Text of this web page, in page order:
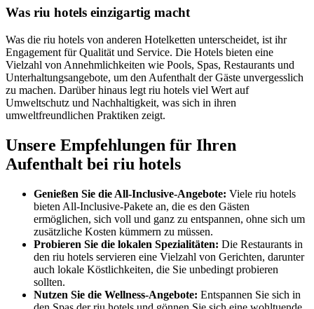
Was riu hotels einzigartig macht
Was die riu hotels von anderen Hotelketten unterscheidet, ist ihr
Engagement für Qualität und Service. Die Hotels bieten eine
Vielzahl von Annehmlichkeiten wie Pools, Spas, Restaurants und
Unterhaltungsangebote, um den Aufenthalt der Gäste unvergesslich
zu machen. Darüber hinaus legt riu hotels viel Wert auf
Umweltschutz und Nachhaltigkeit, was sich in ihren
umweltfreundlichen Praktiken zeigt.
Unsere Empfehlungen für Ihren
Aufenthalt bei riu hotels
Genießen Sie die All-Inclusive-Angebote: Viele riu hotels
bieten All-Inclusive-Pakete an, die es den Gästen
ermöglichen, sich voll und ganz zu entspannen, ohne sich um
zusätzliche Kosten kümmern zu müssen.
Probieren Sie die lokalen Spezialitäten: Die Restaurants in
den riu hotels servieren eine Vielzahl von Gerichten, darunter
auch lokale Köstlichkeiten, die Sie unbedingt probieren
sollten.
Nutzen Sie die Wellness-Angebote: Entspannen Sie sich in